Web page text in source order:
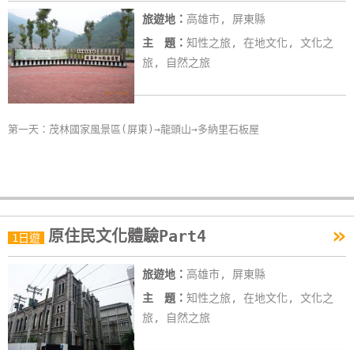
旅遊地： 高雄市, 屏東縣
主 題： 知性之旅, 在地文化, 文化之
旅, 自然之旅
第一天：茂林國家風景區(屏東)→龍頭山→多納里石板屋
1日遊 原住民文化體驗Part4 »
旅遊地： 高雄市, 屏東縣
主 題： 知性之旅, 在地文化, 文化之
旅, 自然之旅